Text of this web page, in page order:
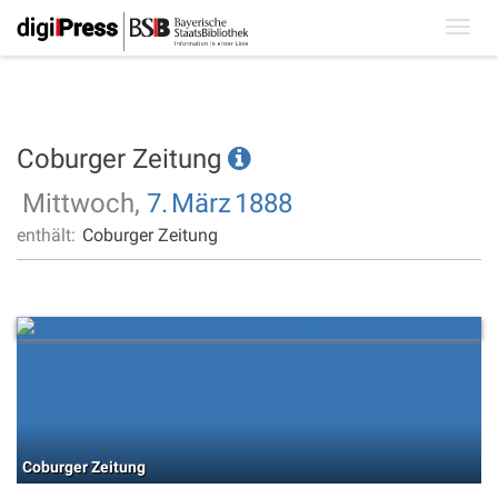
Coburger Zeitung
Mittwoch, 7. März 1888
enthält: Coburger Zeitung
Coburger Zeitung